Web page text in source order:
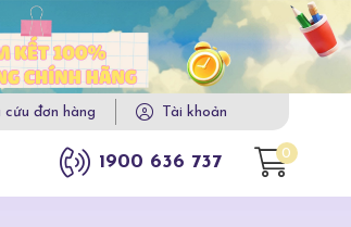
cứu đơn hàng Tài khoản
1900 636 737 0